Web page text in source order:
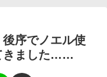
後序でノエル使
きました……